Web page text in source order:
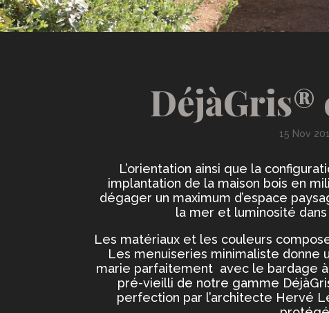
DéjàGris®
15 Nov
L’orientation ainsi que la
implantation de la maison bois en
dégager un maximum d’espace
la mer et luminosité
Les matériaux et les couleurs
Les menuiseries minimaliste
marie parfaitement avec le bardage
pré-vieilli de notre gamme
perfection par l’architecte Hervé